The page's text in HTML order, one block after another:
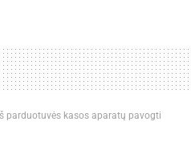
parduotuvės kasos aparatų pavogti